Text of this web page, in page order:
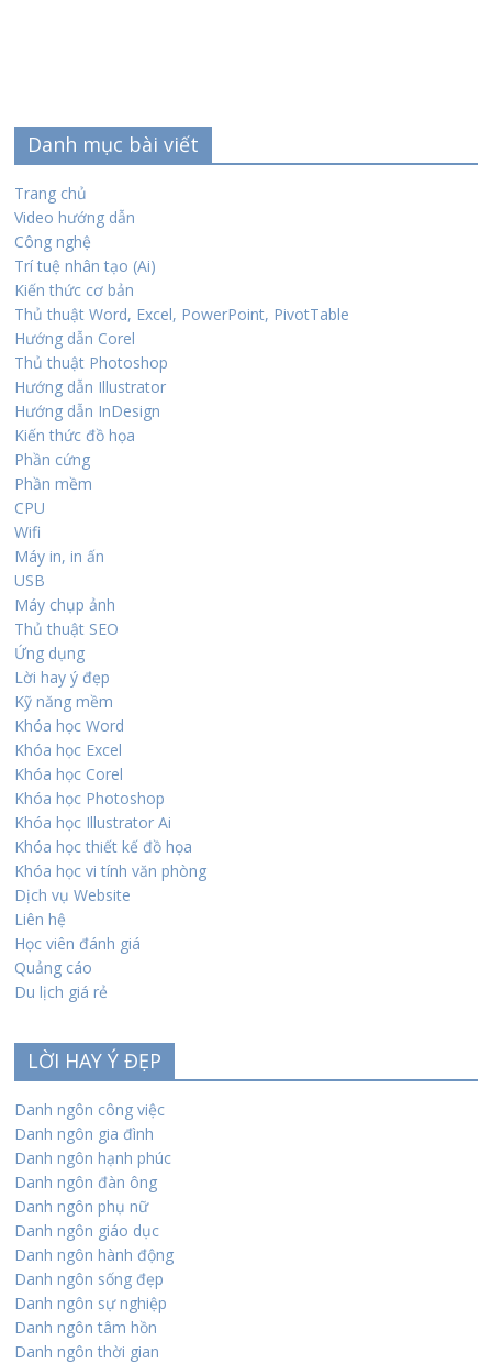
Danh mục bài viết
Trang chủ
Video hướng dẫn
Công nghệ
Trí tuệ nhân tạo (Ai)
Kiến thức cơ bản
Thủ thuật Word, Excel, PowerPoint, PivotTable
Hướng dẫn Corel
Thủ thuật Photoshop
Hướng dẫn Illustrator
Hướng dẫn InDesign
Kiến thức đồ họa
Phần cứng
Phần mềm
CPU
Wifi
Máy in, in ấn
USB
Máy chụp ảnh
Thủ thuật SEO
Ứng dụng
Lời hay ý đẹp
Kỹ năng mềm
Khóa học Word
Khóa học Excel
Khóa học Corel
Khóa học Photoshop
Khóa học Illustrator Ai
Khóa học thiết kế đồ họa
Khóa học vi tính văn phòng
Dịch vụ Website
Liên hệ
Học viên đánh giá
Quảng cáo
Du lịch giá rẻ
LỜI HAY Ý ĐẸP
Danh ngôn công việc
Danh ngôn gia đình
Danh ngôn hạnh phúc
Danh ngôn đàn ông
Danh ngôn phụ nữ
Danh ngôn giáo dục
Danh ngôn hành động
Danh ngôn sống đẹp
Danh ngôn sự nghiệp
Danh ngôn tâm hồn
Danh ngôn thời gian